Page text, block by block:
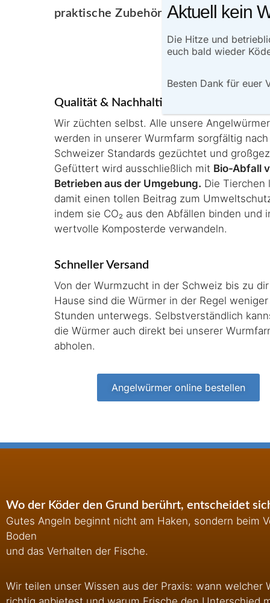
praktische Zubehör für einen
Qualität & Nachhaltigkeit
Wir züchten selbst. Alle unsere Angelwürmer
werden in unserer Wurmfarm sorgfältig nach
Schweizer Standards gezüchtet und
Gefüttert wird ausschließlich mit Bio-Abfall
Betrieben aus der Umgebung. Die Tierchen
damit einen tollen Beitrag zum
indem sie CO₂ aus den Abfällen binden und
wertvolle Komposterde verwandeln.
Schneller Versand
Von der Wurmzucht in der Schweiz bis zu
Hause sind die Würmer in der Regel
Stunden unterwegs. Selbstverständlich
die Würmer auch direkt bei unserer
abholen.
Angelwürmer online bestellen
Wo der Köder den Grund berührt, entscheidet
Gutes Angeln beginnt nicht am Haken, sondern beim
Boden
und das Verhalten der Fische.
Wir teilen unser Wissen aus der Praxis: wann welcher
Aktuell kein
Die Hitze und
euch bald wieder
Besten Dank für euer